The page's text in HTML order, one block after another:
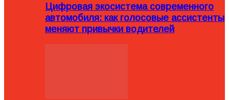
Цифровая экосистема современного
автомобиля: как голосовые ассистенты
меняют привычки водителей